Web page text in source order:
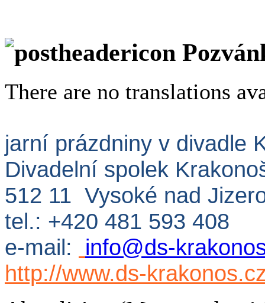
There are no translations
jarní prázdniny v divadle
Divadelní spolek
512 11 Vysoké nad
tel.: +420 481 593 408
e-mail:
info@ds-
http://www.ds-